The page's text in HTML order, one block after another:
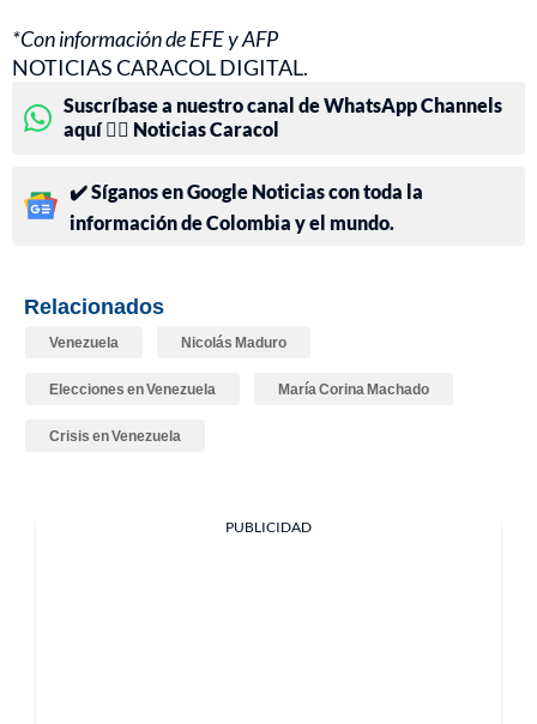
*Con información de EFE y AFP
NOTICIAS CARACOL DIGITAL.
Suscríbase a nuestro canal de WhatsApp Channels
aquí 👉🏻 Noticias Caracol
✔️ Síganos en Google Noticias con toda la
información de Colombia y el mundo.
Relacionados
Venezuela Nicolás Maduro
Elecciones en Venezuela María Corina Machado
Crisis en Venezuela
PUBLICIDAD